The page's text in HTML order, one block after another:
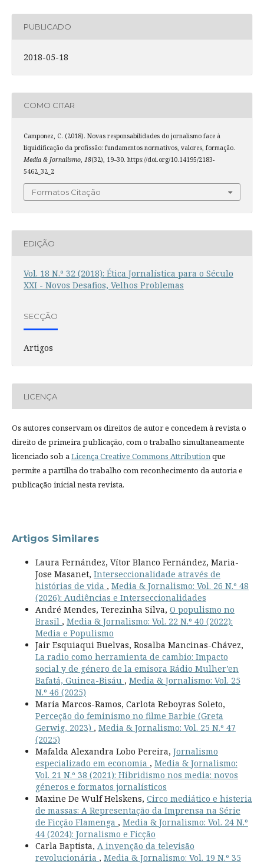
PUBLICADO
2018-05-18
COMO CITAR
Camponez, C. (2018). Novas responsabilidades do jornalismo face à
liquidificação da profissão: fundamentos normativos, valores, formação.
Media & Jornalismo, 18(32), 19–30. https://doi.org/10.14195/2183-
5462_32_2
Formatos Citação
EDIÇÃO
Vol. 18 N.º 32 (2018): Ética Jornalística para o Século
XXI - Novos Desafios, Velhos Problemas
SECÇÃO
Artigos
LICENÇA
Os autores conservam os direitos de autor e concedem à revista o
direito de primeira publicação, com o trabalho simultaneamente
licenciado sob aLicença Creative Commons Attributionque
permite a partilha do trabalho com reconhecimento da autoria e
publicação inicial nesta revista.
Artigos Similares
Laura Fernández, Vítor Blanco Fernández, Maria-
Jose Masanet, Interseccionalidade através de
histórias de vida , Media & Jornalismo: Vol. 26 N.º 48
(2026): Audiências e Interseccionalidades
André Mendes, Terezinha Silva, O populismo no
Brasil , Media & Jornalismo: Vol. 22 N.º 40 (2022):
Media e Populismo
Jair Esquiaqui Buelvas, Rosalba Mancinas-Chávez,
La radio como herramienta de cambio: Impacto
social y de género de la emisora Rádio Mulher’en
Bafatá, Guinea-Bisáu , Media & Jornalismo: Vol. 25
N.º 46 (2025)
María Marcos-Ramos, Carlota Reboyras Soleto,
Perceção do feminismo no filme Barbie (Greta
Gerwig, 2023) , Media & Jornalismo: Vol. 25 N.º 47
(2025)
Mafalda Alexandra Lobo Pereira, Jornalismo
especializado em economia , Media & Jornalismo:
Vol. 21 N.º 38 (2021): Hibridismo nos media: novos
géneros e formatos jornalísticos
Maxine De Wulf Helskens, Circo mediático e histeria
de massas: A Representação da Imprensa na Série
de Ficção Flamenga , Media & Jornalismo: Vol. 24 N.º
44 (2024): Jornalismo e Ficção
Carla Baptista, A invenção da televisão
revolucionária , Media & Jornalismo: Vol. 19 N.º 35